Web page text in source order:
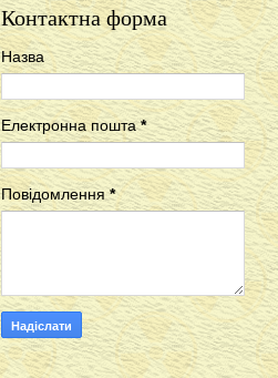
Контактна форма
Назва
Електронна пошта*
Повідомлення*